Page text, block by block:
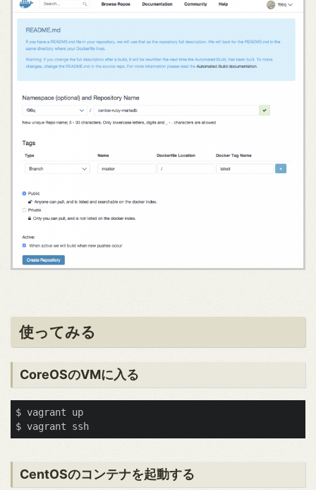
使ってみる
CoreOSのVMに入る
$ vagrant up
CentOSのコンテナを起動する